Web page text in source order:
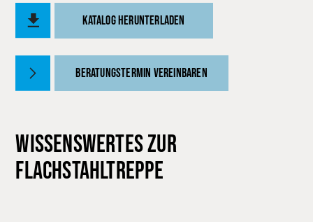
KATALOG HERUNTERLADEN
BERATUNGSTERMIN VEREINBAREN
WISSENSWERTESZUR
FLACHSTAHLTREPPE